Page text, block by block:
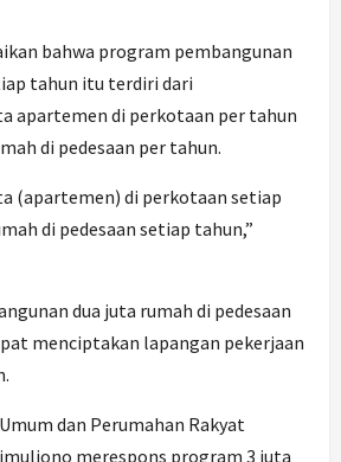
bahwa program pembangunan
tahun itu terdiri dari
apartemen di perkotaan per tahun
di pedesaan per tahun.
(apartemen) di perkotaan setiap
di pedesaan setiap tahun,”
dua juta rumah di pedesaan
menciptakan lapangan pekerjaan
dan Perumahan Rakyat
merespons program 3 juta